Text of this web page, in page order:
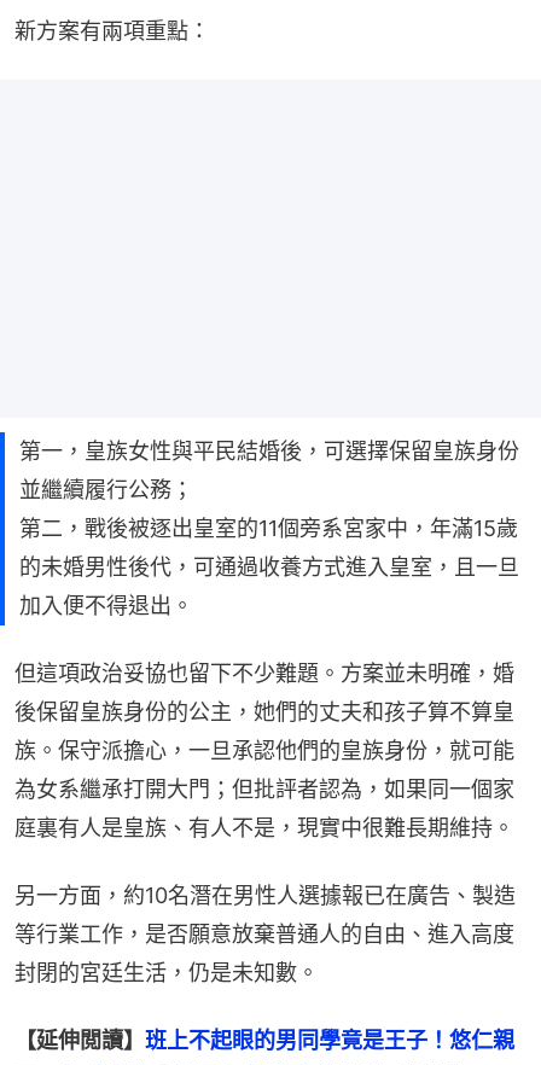
新方案有兩項重點：
第一，皇族女性與平民結婚後，可選擇保留皇族身份
並繼續履行公務；
第二，戰後被逐出皇室的11個旁系宮家中，年滿15歲
的未婚男性後代，可通過收養方式進入皇室，且一旦
加入便不得退出。
但這項政治妥協也留下不少難題。方案並未明確，婚
後保留皇族身份的公主，她們的丈夫和孩子算不算皇
族。保守派擔心，一旦承認他們的皇族身份，就可能
為女系繼承打開大門；但批評者認為，如果同一個家
庭裏有人是皇族、有人不是，現實中很難長期維持。
另一方面，約10名潛在男性人選據報已在廣告、製造
等行業工作，是否願意放棄普通人的自由、進入高度
封閉的宮廷生活，仍是未知數。
【延伸閲讀】 班上不起眼的男同學竟是王子！悠仁親